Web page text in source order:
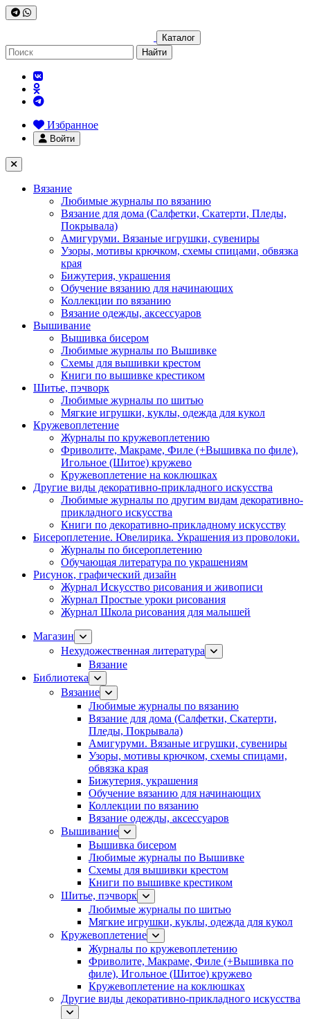
Каталог
Найти
Избранное
Войти
Вязание
Любимые журналы по вязанию
Вязание для дома (Салфетки, Скатерти, Пледы,
Покрывала)
Амигуруми. Вязаные игрушки, сувениры
Узоры, мотивы крючком, схемы спицами, обвязка
края
Бижутерия, украшения
Обучение вязанию для начинающих
Коллекции по вязанию
Вязание одежды, аксессуаров
Вышивание
Вышивка бисером
Любимые журналы по Вышивке
Схемы для вышивки крестом
Книги по вышивке крестиком
Шитье, пэчворк
Любимые журналы по шитью
Мягкие игрушки, куклы, одежда для кукол
Кружевоплетение
Журналы по кружевоплетению
Фриволите, Макраме, Филе (+Вышивка по филе),
Игольное (Шитое) кружево
Кружевоплетение на коклюшках
Другие виды декоративно-прикладного искусства
Любимые журналы по другим видам декоративно-
прикладного искусства
Книги по декоративно-прикладному искусству
Бисероплетение. Ювелирика. Украшения из проволоки.
Журналы по бисероплетению
Обучающая литература по украшениям
Рисунок, графический дизайн
Журнал Искусство рисования и живописи
Журнал Простые уроки рисования
Журнал Школа рисования для малышей
Магазин
Нехудожественная литература
Вязание
Библиотека
Вязание
Любимые журналы по вязанию
Вязание для дома (Салфетки, Скатерти,
Пледы, Покрывала)
Амигуруми. Вязаные игрушки, сувениры
Узоры, мотивы крючком, схемы спицами,
обвязка края
Бижутерия, украшения
Обучение вязанию для начинающих
Коллекции по вязанию
Вязание одежды, аксессуаров
Вышивание
Вышивка бисером
Любимые журналы по Вышивке
Схемы для вышивки крестом
Книги по вышивке крестиком
Шитье, пэчворк
Любимые журналы по шитью
Мягкие игрушки, куклы, одежда для кукол
Кружевоплетение
Журналы по кружевоплетению
Фриволите, Макраме, Филе (+Вышивка по
филе), Игольное (Шитое) кружево
Кружевоплетение на коклюшках
Другие виды декоративно-прикладного искусства